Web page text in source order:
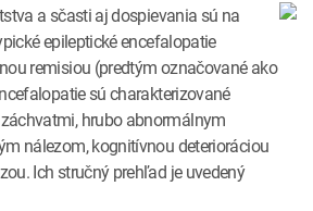
a sčasti aj dospievania sú na
epileptické encefalopatie
remisiou (predtým označované ako
sú charakterizované
hrubo abnormálnym
nálezom, kognitívnou deterioráciou
Ich stručný prehľad je uvedený